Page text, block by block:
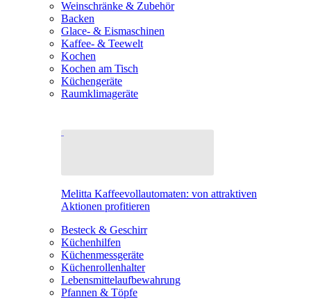
Weinschränke & Zubehör
Backen
Glace- & Eismaschinen
Kaffee- & Teewelt
Kochen
Kochen am Tisch
Küchengeräte
Raumklimageräte
Melitta Kaffeevollautomaten: von attraktiven
Aktionen profitieren
Besteck & Geschirr
Küchenhilfen
Küchenmessgeräte
Küchenrollenhalter
Lebensmittelaufbewahrung
Pfannen & Töpfe